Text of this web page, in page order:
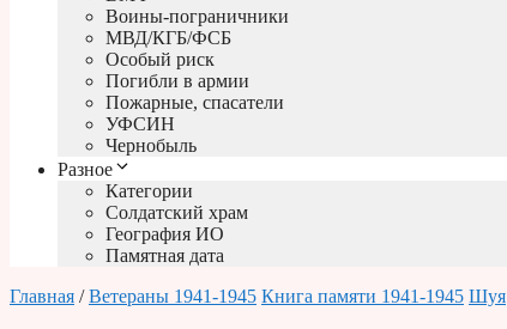
Воины-пограничники
МВД/КГБ/ФСБ
Особый риск
Погибли в армии
Пожарные, спасатели
УФСИН
Чернобыль
Разное
Категории
Солдатский храм
География ИО
Памятная дата
Главная /Ветераны 1941-1945 Книга памяти 1941-1945 Шуя